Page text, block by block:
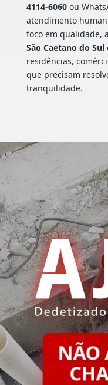
4114-6060ou
atendimento
foco em qualidade, a
São Caetano do Sul
residências,
que precisam
tranquilidade.
NÃO